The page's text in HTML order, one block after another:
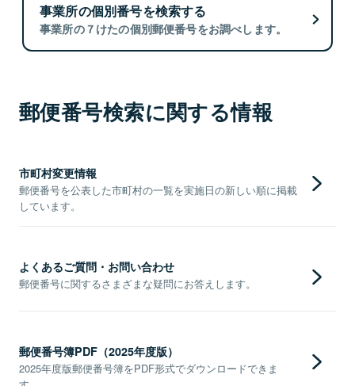
事業所の個別番号を検索する
事業所の７けたの個別郵便番号をお調べします。
郵便番号検索に関する情報
市町村変更情報
郵便番号を公表した市町村の一覧を実施日の新しい順に掲載
しています。
よくあるご質問・お問い合わせ
郵便番号に関するさまざまな疑問にお答えします。
郵便番号簿PDF（2025年度版）
2025年度版郵便番号簿をPDF形式でダウンロードできま